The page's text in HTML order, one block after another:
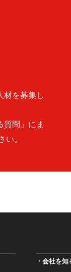
材を募集し
質問」にま
い。
会社を知